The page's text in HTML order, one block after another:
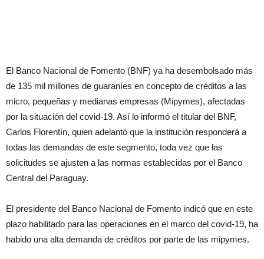
El Banco Nacional de Fomento (BNF) ya ha desembolsado más
de 135 mil millones de guaraníes en concepto de créditos a las
micro, pequeñas y medianas empresas (Mipymes), afectadas
por la situación del covid-19. Así lo informó el titular del BNF,
Carlos Florentín, quien adelantó que la institución responderá a
todas las demandas de este segmento, toda vez que las
solicitudes se ajusten a las normas establecidas por el Banco
Central del Paraguay.
El presidente del Banco Nacional de Fomento indicó que en este
plazo habilitado para las operaciones en el marco del covid-19, ha
habido una alta demanda de créditos por parte de las mipymes.